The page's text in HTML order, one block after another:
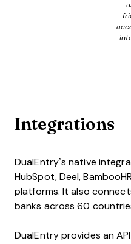
Integrations
DualEntry’s native
HubSpot, Deel,
platforms. It also
banks across 60
DualEntry provides an